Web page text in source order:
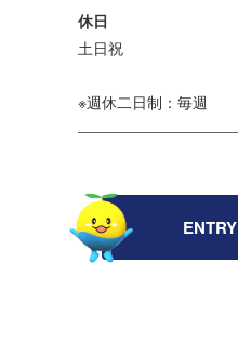
休日
土日祝
※週休二日制：毎週
ENTRY